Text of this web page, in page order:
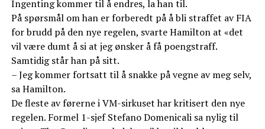
Ingenting kommer til å endres, la han til.
På spørsmål om han er forberedt på å bli straffet av FIA
for brudd på den nye regelen, svarte Hamilton at «det
vil være dumt å si at jeg ønsker å få poengstraff.
Samtidig står han på sitt.
– Jeg kommer fortsatt til å snakke på vegne av meg selv,
sa Hamilton.
De fleste av førerne i VM-sirkuset har kritisert den nye
regelen. Formel 1-sjef Stefano Domenicali sa nylig til